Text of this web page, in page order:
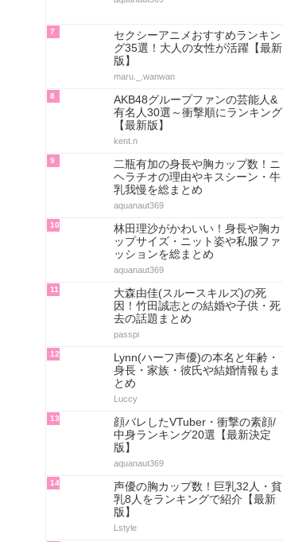
7
セクシーアニメおすすめランキン
グ35選！大人の女性が活躍【最新
版】
maru._.wanwan
8
AKB48グループファンの芸能人&
有名人30選～衝撃順にランキング
【最新版】
kent.n
9
二瓶有加の身長や胸カップ数！ニ
ヘラチオの理由やキスシーン・牛
乳我慢を総まとめ
aquanaut369
10
林田理沙がかわいい！身長や胸カ
ップサイズ・ニット姿や私服ファ
ッションを総まとめ
aquanaut369
11
大森由佳(スルースキルズ)の死
因！竹田誠志との結婚や子供・死
去の話題まとめ
passpi
12
Lynn(ハーフ声優)の本名と年齢・
身長・家族・彼氏や結婚情報もま
とめ
Luccy
13
顔バレしたVTuber・衝撃の素顔/
中身ランキング20選【最新決定
版】
aquanaut369
14
声優の胸カップ数！巨乳32人・貧
乳8人をランキングで紹介【最新
版】
Lstyle